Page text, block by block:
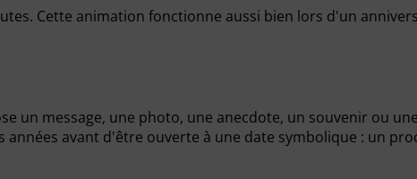
Cette animation fonctionne aussi bien lors d'un
un message, une photo, une anecdote, un souvenir ou
avant d'être ouverte à une date symbolique : un